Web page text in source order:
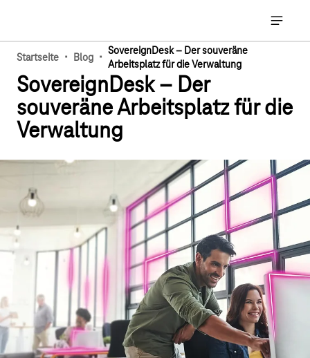
Startseite · Blog · SovereignDesk – Der souveräne
Arbeitsplatz für die Verwaltung
SovereignDesk – Der
souveräne Arbeitsplatz für die
Verwaltung